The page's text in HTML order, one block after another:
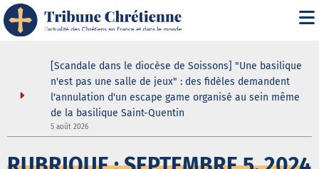
[Scandale dans le diocèse de Soissons] "Une basilique
n'est pas une salle de jeux" : des fidèles demandent
l'annulation d'un escape game organisé au sein même
de la basilique Saint-Quentin
5 août 2026